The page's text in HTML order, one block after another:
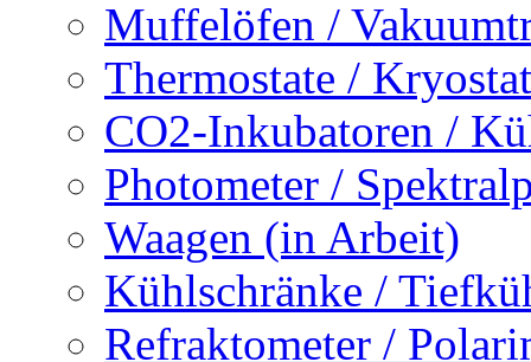
Muffelöfen /
Thermostate /
CO2-Inkubatoren /
Photometer /
Waagen (in Arbeit)
Kühlschränke /
Refraktometer /